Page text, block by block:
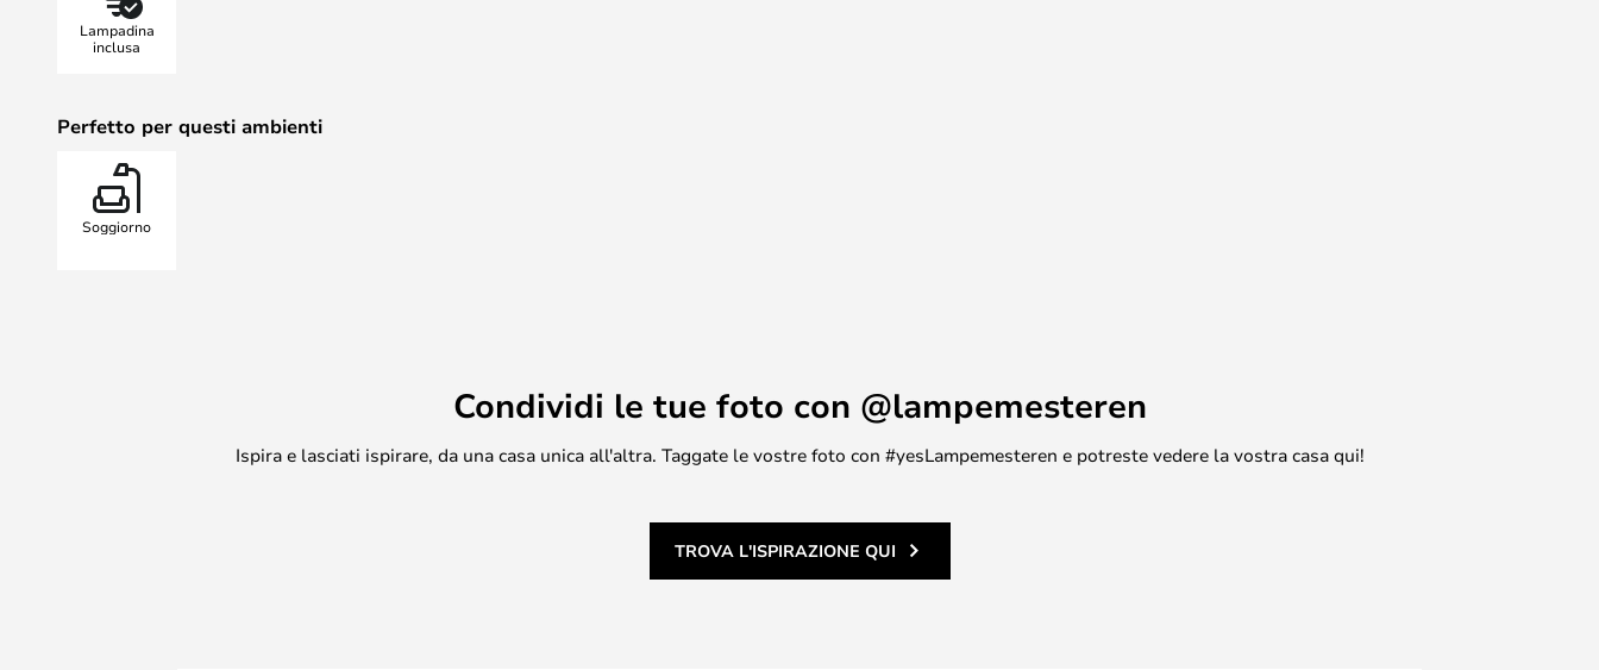
Lampadina
inclusa
Perfetto per questi ambienti
Soggiorno
Condividi le tue foto con @lampemesteren
Ispira e lasciati ispirare, da una casa unica all'altra. Taggate le vostre foto con #yesLampemesteren e potreste vedere la vostra casa qui!
TROVA L'ISPIRAZIONE QUI